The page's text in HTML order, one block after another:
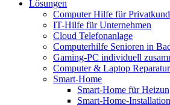
Lösungen
Computer Hilfe für
IT-Hilfe für Unternehmen
Cloud Telefonanlage
Computerhilfe Senioren in
Gaming-PC individuell
Computer & Laptop Reparatur
Smart-Home
Smart-Home für
Smart-Home-